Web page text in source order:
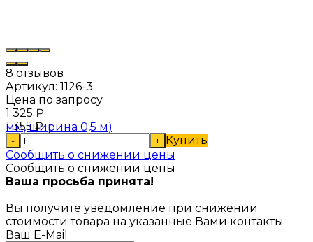
8 отзывов
Артикул: 1126-3
Цена по запросу
1 325 ₽
1 355₽
- + Купить
Сообщить о снижении цены
Сообщить о снижении цены
Ваша просьба принята!
Вы получите уведомление при снижении
стоимости товара на указанные Вами контакты
Ваш E-Mail